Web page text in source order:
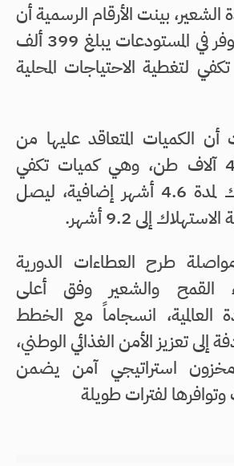
الشعير، بينت الأرقام الرسمية أن
الرصيد الحالي المتوفر في المستودعات يبلغ 399 ألف
لتغطية الاحتياجات المحلية
أن الكميات المتعاقد عليها من
الشعير تبلغ 404 آلاف طن، وهي كميات تكفي
لتغطية الاستهلاك لمدة 4.6 أشهر إضافية، ليصل
إلى 9.2 أشهر.
طرح العطاءات الدورية
القمح والشعير وفق أعلى
العالمية، انسجاماً مع الخطط
إلى تعزيز الأمن الغذائي الوطني،
استراتيجي آمن يضمن
وتوافرها لفترات طويلة